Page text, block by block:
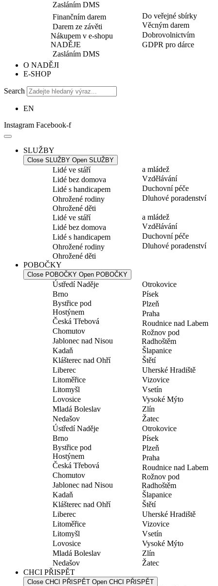
Zasláním DMS
Finančním darem
Darem ze závěti
Nákupem v e-shopu
NADĚJE
Zasláním DMS
Do veřejné sbírky
Věcným darem
Dobrovolnictvím
GDPR pro dárce
O NADĚJI
E-SHOP
Search
EN
Instagram Facebook-f
SLUŽBY
Close SLUŽBY Open SLUŽBY
Lidé ve stáří
Lidé bez domova
Lidé s handicapem
Ohrožené rodiny
Ohrožené děti
a mládež
Vzdělávání
Duchovní péče
Dluhové poradenství
Lidé ve stáří
Lidé bez domova
Lidé s handicapem
Ohrožené rodiny
Ohrožené děti
a mládež
Vzdělávání
Duchovní péče
Dluhové poradenství
POBOČKY
Close POBOČKY Open POBOČKY
Ústředí Naděje
Brno
Bystřice pod
Hostýnem
Česká Třebová
Chomutov
Jablonec nad Nisou
Kadaň
Klášterec nad Ohří
Liberec
Litoměřice
Litomyšl
Lovosice
Mladá Boleslav
Nedašov
Otrokovice
Písek
Plzeň
Praha
Roudnice nad Labem
Rožnov pod
Radhoštěm
Šlapanice
Štětí
Uherské Hradiště
Vizovice
Vsetín
Vysoké Mýto
Zlín
Žatec
Ústředí Naděje
Brno
Bystřice pod
Hostýnem
Česká Třebová
Chomutov
Jablonec nad Nisou
Kadaň
Klášterec nad Ohří
Liberec
Litoměřice
Litomyšl
Lovosice
Mladá Boleslav
Nedašov
Otrokovice
Písek
Plzeň
Praha
Roudnice nad Labem
Rožnov pod
Radhoštěm
Šlapanice
Štětí
Uherské Hradiště
Vizovice
Vsetín
Vysoké Mýto
Zlín
Žatec
CHCI PŘISPĚT
Close CHCI PŘISPĚT Open CHCI PŘISPĚT